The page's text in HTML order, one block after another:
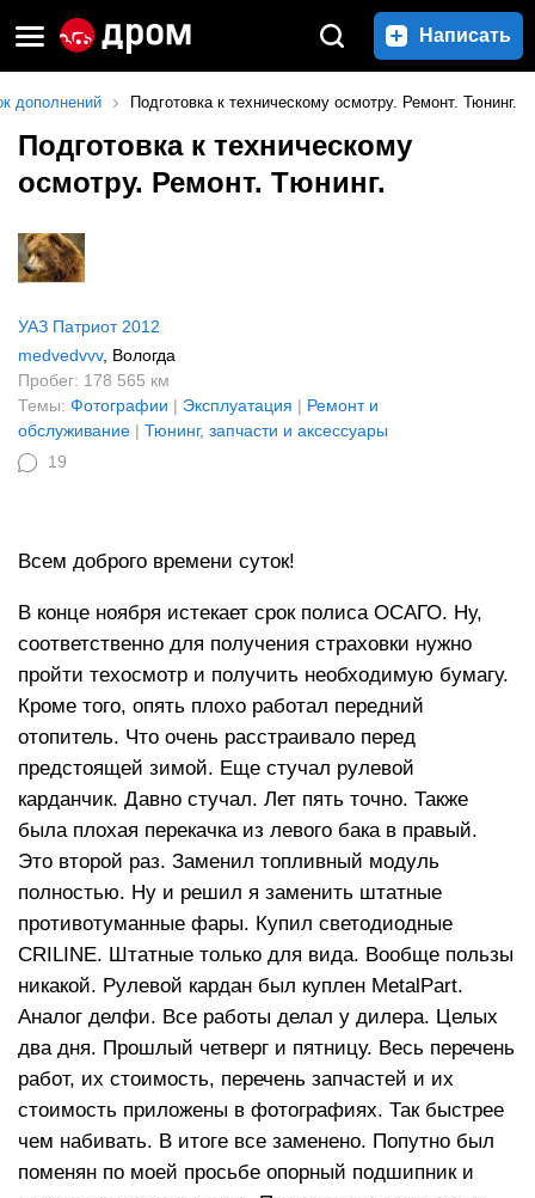
Написать
дополнений Подготовка к техническому осмотру. Ремонт. Тюнинг.
Подготовка к техническому
осмотру. Ремонт. Тюнинг.
УАЗ Патриот 2012
medvedvvv, Вологда
Пробег: 178 565 км
Темы: Фотографии | Эксплуатация | Ремонт и
обслуживание | Тюнинг, запчасти и аксессуары
19
Всем доброго времени суток!
В конце ноября истекает срок полиса ОСАГО. Ну,
соответственно для получения страховки нужно
пройти техосмотр и получить необходимую бумагу.
Кроме того, опять плохо работал передний
отопитель. Что очень расстраивало перед
предстоящей зимой. Еще стучал рулевой
карданчик. Давно стучал. Лет пять точно. Также
была плохая перекачка из левого бака в правый.
Это второй раз. Заменил топливный модуль
полностью. Ну и решил я заменить штатные
противотуманные фары. Купил светодиодные
CRILINE. Штатные только для вида. Вообще пользы
никакой. Рулевой кардан был куплен MetalPart.
Аналог делфи. Все работы делал у дилера. Целых
два дня. Прошлый четверг и пятницу. Весь перечень
работ, их стоимость, перечень запчастей и их
стоимость приложены в фотографиях. Так быстрее
чем набивать. В итоге все заменено. Попутно был
поменян по моей просьбе опорный подшипник и